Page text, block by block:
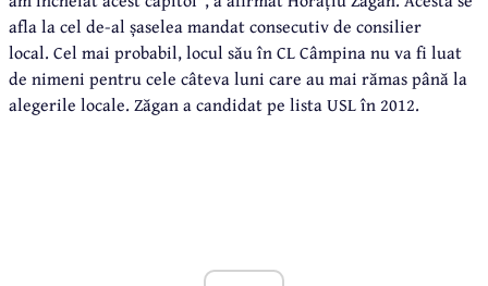
afla la cel de-al șaselea mandat consecutiv de consilier
local. Cel mai probabil, locul său în CL Câmpina nu va fi luat
de nimeni pentru cele câteva luni care au mai rămas până la
alegerile locale. Zăgan a candidat pe lista USL în 2012.